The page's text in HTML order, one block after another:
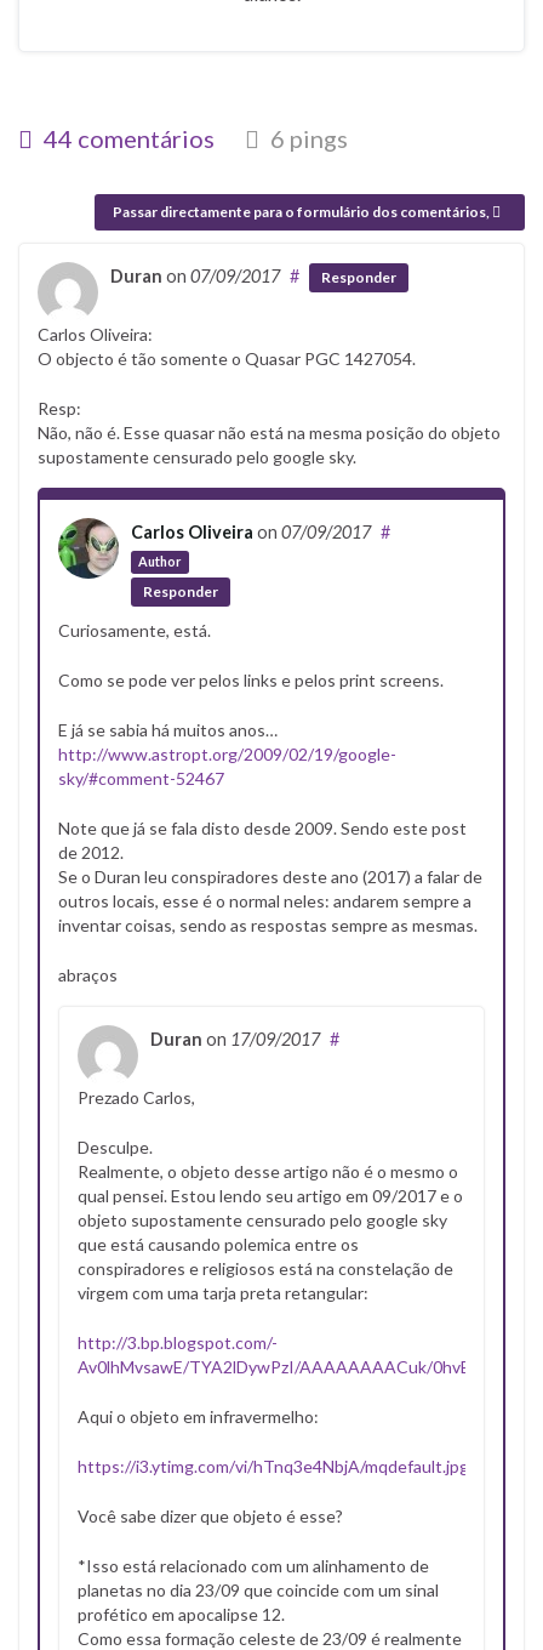
44 comentários 6 pings
Passar directamente para o formulário dos comentários,
Duran on 07/09/2017 # Responder
Carlos Oliveira:
O objecto é tão somente o Quasar PGC 1427054.
Resp:
Não, não é. Esse quasar não está na mesma posição do objeto
supostamente censurado pelo google sky.
Carlos Oliveira on 07/09/2017
Author
#
Responder
Curiosamente, está.
Como se pode ver pelos links e pelos print screens.
E já se sabia há muitos anos…
http://www.astropt.org/2009/02/19/google-
sky/#comment-52467
Note que já se fala disto desde 2009. Sendo este post
de 2012.
Se o Duran leu conspiradores deste ano (2017) a falar de
outros locais, esse é o normal neles: andarem sempre a
inventar coisas, sendo as respostas sempre as mesmas.
abraços
Duran on 17/09/2017 #
Prezado Carlos,
Desculpe.
Realmente, o objeto desse artigo não é o mesmo o
qual pensei. Estou lendo seu artigo em 09/2017 e o
objeto supostamente censurado pelo google sky
que está causando polemica entre os
conspiradores e religiosos está na constelação de
virgem com uma tarja preta retangular:
http://3.bp.blogspot.com/-
Av0lhMvsawE/TYA2lDywPzI/AAAAAAAACuk/
Aqui o objeto em infravermelho:
https://i3.ytimg.com/vi/hTnq3e4NbjA/mqdefault.jpg
Você sabe dizer que objeto é esse?
*Isso está relacionado com um alinhamento de
planetas no dia 23/09 que coincide com um sinal
profético em apocalipse 12.
Como essa formação celeste de 23/09 é realmente